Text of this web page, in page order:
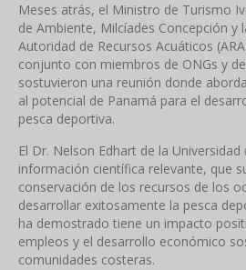
Meses atrás, el Ministro de Turismo
de Ambiente, Milcíades Concepción y
Autoridad de Recursos Acuáticos
conjunto con miembros de ONGs y
sostuvieron una reunión donde
al potencial de Panamá para el
pesca deportiva.
El Dr. Nelson Edhart de la
información científica relevante, que
conservación de los recursos de los
desarrollar exitosamente la pesca
ha demostrado tiene un impacto
empleos y el desarrollo económico
comunidades costeras.